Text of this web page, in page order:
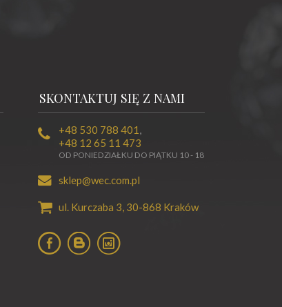
SKONTAKTUJ SIĘ Z NAMI
+48 530 788 401
+48 12 65 11 473
OD PONIEDZIAŁKU DO PIĄTKU 10 - 18
sklep@wec.com.pl
ul. Kurczaba 3, 30-868 Kraków